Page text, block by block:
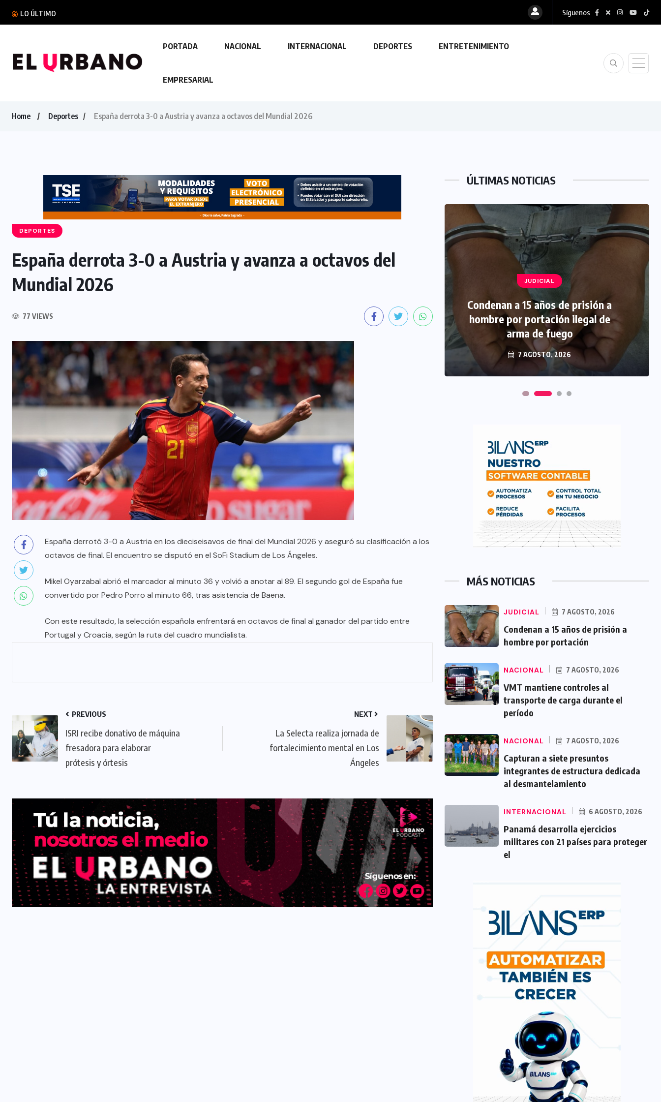
LO ÚLTIMO Síguenos
PORTADA NACIONAL INTERNACIONAL DEPORTES ENTRETENIMIENTO
EMPRESARIAL
Home Deportes España derrota 3-0 a Austria y avanza a octavos del Mundial 2026
DEPORTES
España derrota 3-0 a Austria y avanza a octavos del
Mundial 2026
77 VIEWS
España derrotó 3-0 a Austria en los dieciseisavos de final del Mundial 2026 y aseguró su clasificación a los
octavos de final. El encuentro se disputó en el SoFi Stadium de Los Ángeles.
Mikel Oyarzabal abrió el marcador al minuto 36 y volvió a anotar al 89. El segundo gol de España fue
convertido por Pedro Porro al minuto 66, tras asistencia de Baena.
Con este resultado, la selección española enfrentará en octavos de final al ganador del partido entre
Portugal y Croacia, según la ruta del cuadro mundialista.
PREVIOUS
ISRI recibe donativo de máquina
fresadora para elaborar
prótesis y órtesis
NEXT
La Selecta realiza jornada de
fortalecimiento mental en Los
Ángeles
ÚLTIMAS NOTICIAS
NACIONAL
Capturan a siete presuntos
7 AGOSTO, 2026
23 FEBRERO, 2024
JUDICIAL
Condenan a 15 años de prisión a
hombre por portación ilegal de
arma de fuego
7 AGOSTO, 2026
MÁS NOTICIAS
JUDICIAL 7 AGOSTO, 2026
Condenan a 15 años de prisión a
hombre por portación
NACIONAL 7 AGOSTO, 2026
VMT mantiene controles al
transporte de carga durante el
período
NACIONAL 7 AGOSTO, 2026
Capturan a siete presuntos
integrantes de estructura dedicada
al desmantelamiento
INTERNACIONAL 6 AGOSTO, 2026
Panamá desarrolla ejercicios
militares con 21 países para proteger
el